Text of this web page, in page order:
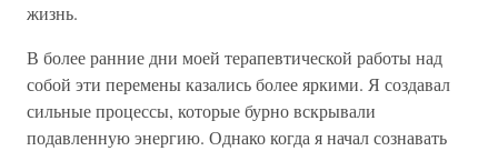
жизнь.
В более ранние дни моей терапевтической работы над
собой эти перемены казались более яркими. Я создавал
сильные процессы, которые бурно вскрывали
подавленную энергию. Однако когда я начал сознавать